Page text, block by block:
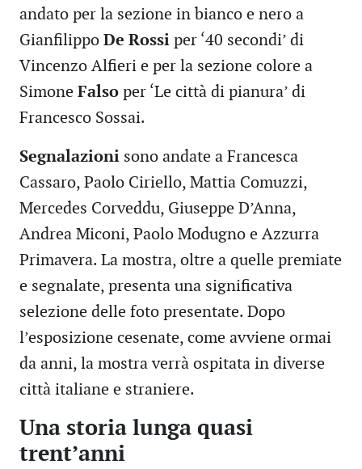
andato per la sezione in bianco e nero a
Gianfilippo De Rossi per ‘40 secondi’ di
Vincenzo Alfieri e per la sezione colore a
Simone Falso per ‘Le città di pianura’ di
Francesco Sossai.
Segnalazioni sono andate a Francesca
Cassaro, Paolo Ciriello, Mattia Comuzzi,
Mercedes Corveddu, Giuseppe D’Anna,
Andrea Miconi, Paolo Modugno e Azzurra
Primavera. La mostra, oltre a quelle premiate
e segnalate, presenta una significativa
selezione delle foto presentate. Dopo
l’esposizione cesenate, come avviene ormai
da anni, la mostra verrà ospitata in diverse
città italiane e straniere.
Una storia lunga quasi
trent’anni